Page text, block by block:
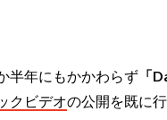
半年にもかかわらず 「
クビデオの公開を既に